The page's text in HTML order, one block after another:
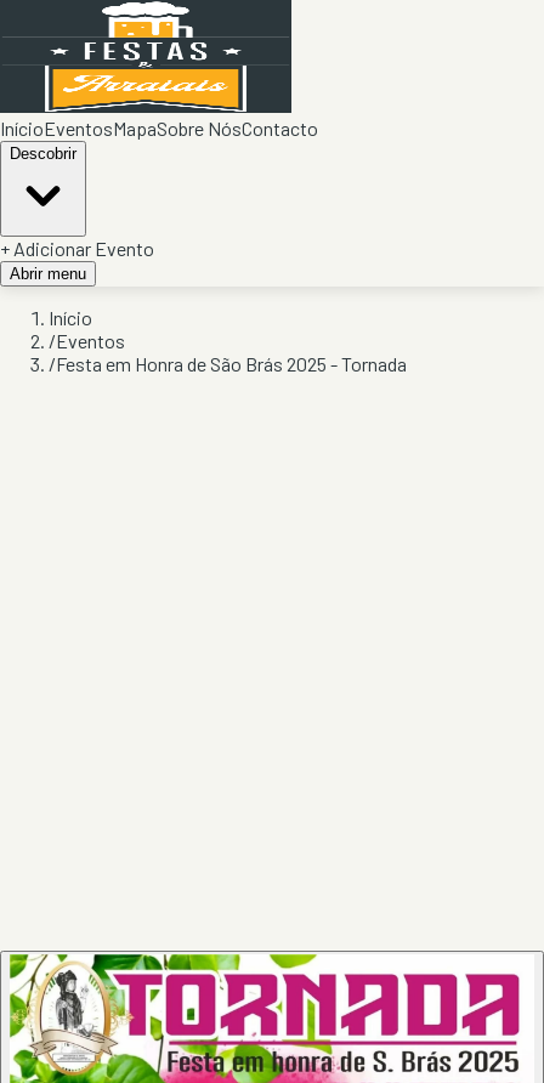
InícioEventosMapaSobre NósContacto
Descobrir
+ Adicionar Evento
Abrir menu
Início
/Eventos
/Festa em Honra de São Brás 2025 - Tornada